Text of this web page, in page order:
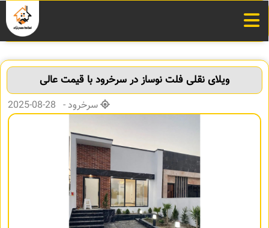
ویلای نقلی فلت نوساز در سرخرود با قیمت عالی
سرخرود - 28-08-2025